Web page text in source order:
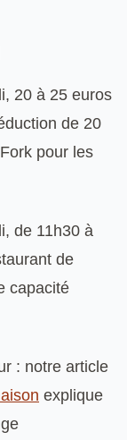
20 à 25 euros
de 20
pour les
de 11h30 à
de
capacité
: notre article
explique